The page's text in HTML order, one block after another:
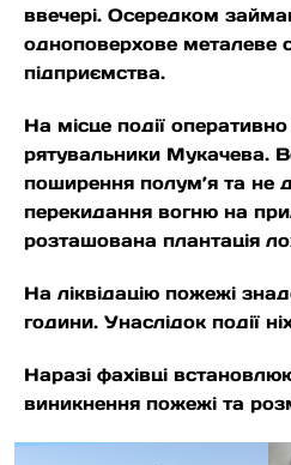
ввечері. Осередком
одноповерхове металеве
підприємства.
На місце події
рятувальники Мукачева.
поширення полум’я та не
перекидання вогню на
розташована плантація
На ліквідацію пожежі
години. Унаслідок події
Наразі фахівці
виникнення пожежі та